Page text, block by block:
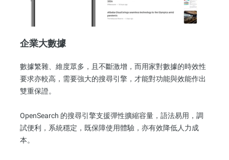
企業大數據
數據繁雜、維度眾多，且不斷激增，而用家對數據的時效性
要求亦較高，需要強大的搜尋引擎，才能對功能與效能作出
雙重保證。
OpenSearch 的搜尋引擎支援彈性擴縮容量，語法易用，調
試便利，系統穩定，既保障使用體驗，亦有效降低人力成
本。